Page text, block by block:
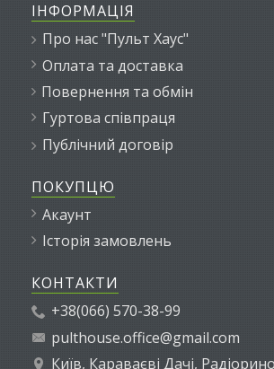
ІНФОРМАЦІЯ
Про нас "Пульт Хаус"
Оплата та доставка
Повернення та обмін
Гуртова співпраця
Публічний договір
ПОКУПЦЮ
Акаунт
Історія замовлень
КОНТАКТИ
+38(066) 570-38-99
pulthouse.office@gmail.com
Київ, Караваєві Дачі,